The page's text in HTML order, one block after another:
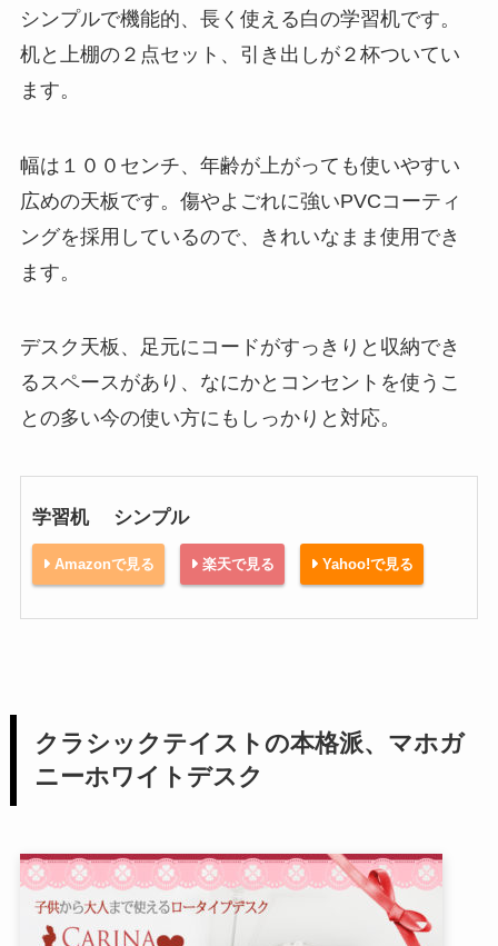
シンプルで機能的、長く使える白の学習机です。
机と上棚の２点セット、引き出しが２杯ついてい
ます。
幅は１００センチ、年齢が上がっても使いやすい
広めの天板です。傷やよごれに強いPVCコーティ
ングを採用しているので、きれいなまま使用でき
ます。
デスク天板、足元にコードがすっきりと収納でき
るスペースがあり、なにかとコンセントを使うこ
との多い今の使い方にもしっかりと対応。
学習机 シンプル
Amazonで見る 楽天で見る Yahoo!で見る
クラシックテイストの本格派、マホガ
ニーホワイトデスク